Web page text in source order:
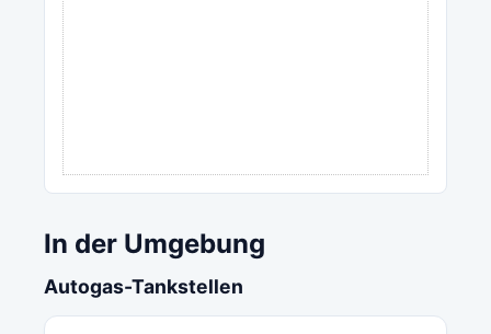
In der Umgebung
Autogas-Tankstellen